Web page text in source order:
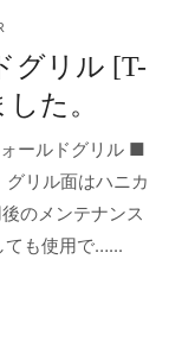
グリル [T-
た。
ールドグリル ■
リル面はハニカ
のメンテナンス
ても使用で…...